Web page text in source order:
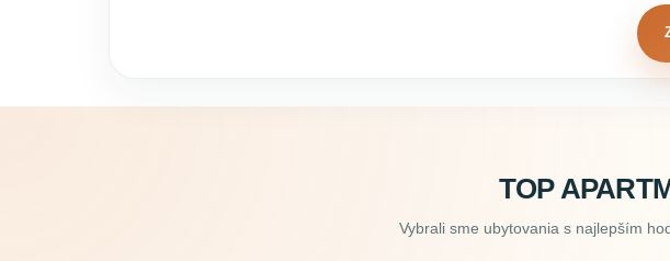
TOP
Vybrali sme ubytovania s najlepším